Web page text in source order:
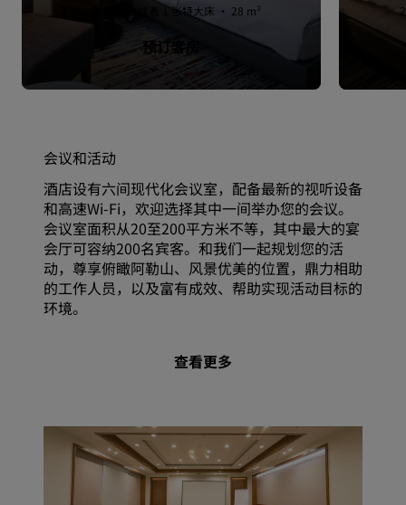
2 张单人床 或者 1 张特大床 · 28 m²
预订客房
会议和活动
酒店设有六间现代化会议室，配备最新的视听设备
和高速Wi-Fi，欢迎选择其中一间举办您的会议。
会议室面积从20至200平方米不等，其中最大的宴
会厅可容纳200名宾客。和我们一起规划您的活
动，尊享俯瞰阿勒山、风景优美的位置，鼎力相助
的工作人员，以及富有成效、帮助实现活动目标的
环境。
查看更多